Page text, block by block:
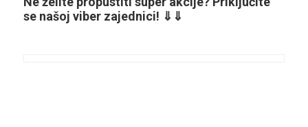
se našoj viber zajednici! ⇓⇓